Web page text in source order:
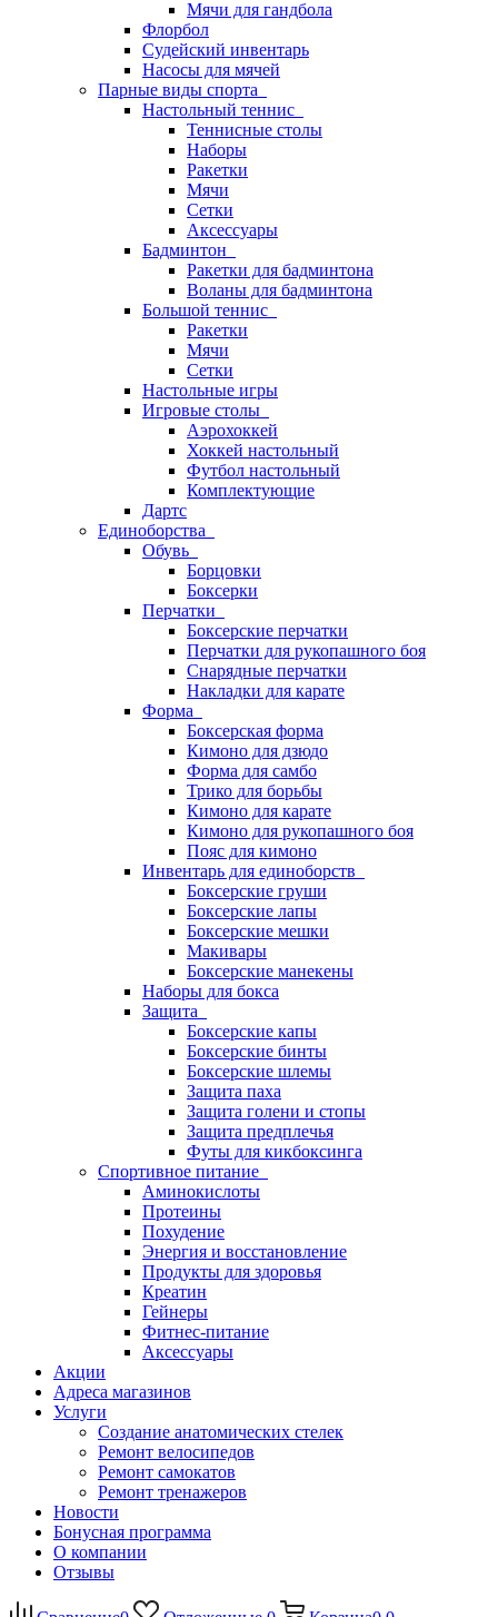
Мячи для гандбола
Флорбол
Судейский инвентарь
Насосы для мячей
Парные виды спорта
Настольный теннис
Теннисные столы
Наборы
Ракетки
Мячи
Сетки
Аксессуары
Бадминтон
Ракетки для бадминтона
Воланы для бадминтона
Большой теннис
Ракетки
Мячи
Сетки
Настольные игры
Игровые столы
Аэрохоккей
Хоккей настольный
Футбол настольный
Комплектующие
Дартс
Единоборства
Обувь
Борцовки
Боксерки
Перчатки
Боксерские перчатки
Перчатки для рукопашного боя
Снарядные перчатки
Накладки для карате
Форма
Боксерская форма
Кимоно для дзюдо
Форма для самбо
Трико для борьбы
Кимоно для карате
Кимоно для рукопашного боя
Пояс для кимоно
Инвентарь для единоборств
Боксерские груши
Боксерские лапы
Боксерские мешки
Макивары
Боксерские манекены
Наборы для бокса
Защита
Боксерские капы
Боксерские бинты
Боксерские шлемы
Защита паха
Защита голени и стопы
Защита предплечья
Футы для кикбоксинга
Спортивное питание
Аминокислоты
Протеины
Похудение
Энергия и восстановление
Продукты для здоровья
Креатин
Гейнеры
Фитнес-питание
Аксессуары
Акции
Адреса магазинов
Услуги
Создание анатомических стелек
Ремонт велосипедов
Ремонт самокатов
Ремонт тренажеров
Новости
Бонусная программа
О компании
Отзывы